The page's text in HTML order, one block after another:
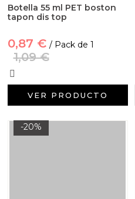
Botella 55 ml PET boston
tapon dis top
0,87 € / Pack de 1
1,09 €
VER PRODUCTO
-20%